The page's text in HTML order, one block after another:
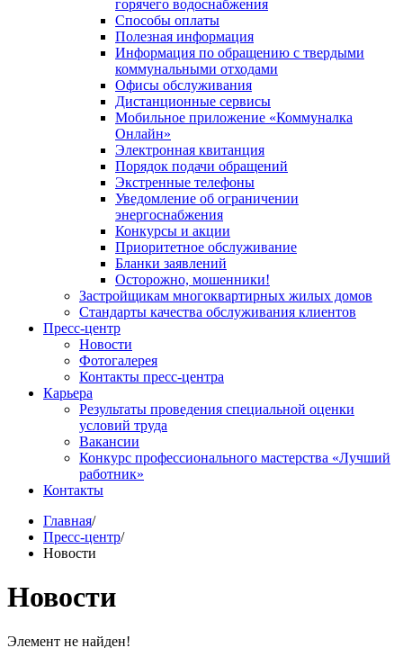
горячего водоснабжения
Способы оплаты
Полезная информация
Информация по обращению с твердыми
коммунальными отходами
Офисы обслуживания
Дистанционные сервисы
Мобильное приложение «Коммуналка
Онлайн»
Электронная квитанция
Порядок подачи обращений
Экстренные телефоны
Уведомление об ограничении
энергоснабжения
Конкурсы и акции
Приоритетное обслуживание
Бланки заявлений
Осторожно, мошенники!
Застройщикам многоквартирных жилых домов
Стандарты качества обслуживания клиентов
Пресс-центр
Новости
Фотогалерея
Контакты пресс-центра
Карьера
Результаты проведения специальной оценки
условий труда
Вакансии
Конкурс профессионального мастерства «Лучший
работник»
Контакты
Главная/
Пресс-центр/
Новости
Новости
Элемент не найден!